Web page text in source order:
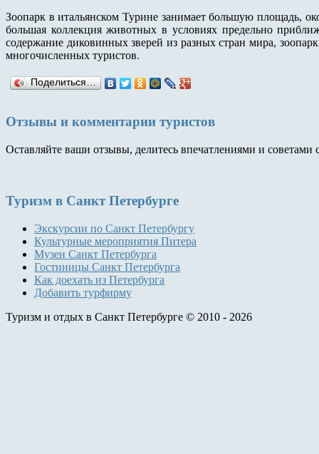
Зоопарк в итальянском Турине занимает большую площадь,
большая коллекция животных в условиях предельно
содержание диковинных зверей из разных стран мира,
многочисленных туристов.
Поделиться…
Отзывы и комментарии туристов
Оставляйте ваши отзывы, делитесь впечатлениями и советами
Туризм в Санкт Петербурге
Экскурсии по Санкт Петербургу
Культурные мероприятия Питера
Музеи Санкт Петербурга
Гостиницы Санкт Петербурга
Как доехать из Петербурга
Добавить турфирму
Туризм и отдых в Санкт Петербурге © 2010 - 2026